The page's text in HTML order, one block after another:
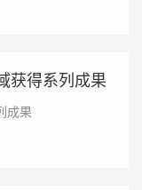
获得系列成果
成果